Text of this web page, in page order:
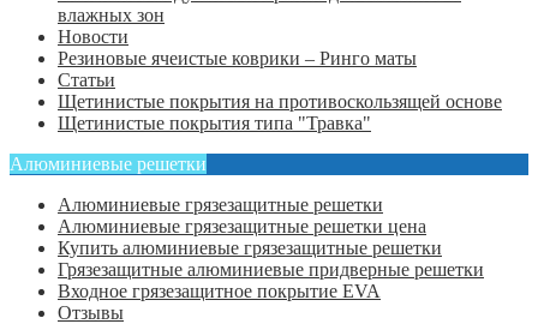
влажных зон
Новости
Резиновые ячеистые коврики – Ринго маты
Статьи
Щетинистые покрытия на противоскользящей основе
Щетинистые покрытия типа "Травка"
Алюминиевые решетки
Алюминиевые грязезащитные решетки
Алюминиевые грязезащитные решетки цена
Купить алюминиевые грязезащитные решетки
Грязезащитные алюминиевые придверные решетки
Входное грязезащитное покрытие EVA
Отзывы